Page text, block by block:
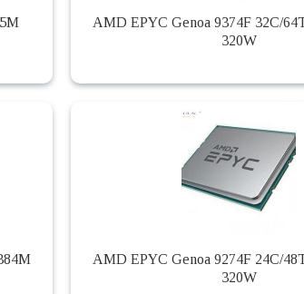
AMD EPYC Genoa 9374F 32C/
320W
AMD EPYC Genoa 9274F 24C/
320W